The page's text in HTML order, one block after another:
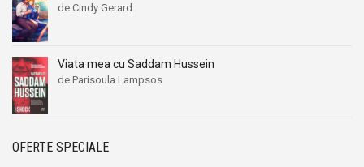
de Cindy Gerard
Viata mea cu Saddam Hussein
de Parisoula Lampsos
OFERTE SPECIALE